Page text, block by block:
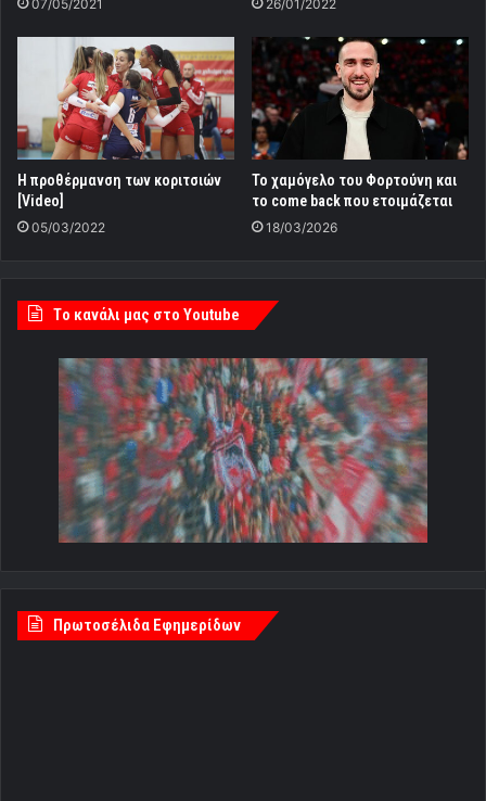
07/05/2021 26/01/2022
H προθέρμανση των κοριτσιών
[Video]
05/03/2022
Το χαμόγελο του Φορτούνη και
το come back που ετοιμάζεται
18/03/2026
Tο κανάλι μας στο Youtube
Πρωτοσέλιδα Εφημερίδων